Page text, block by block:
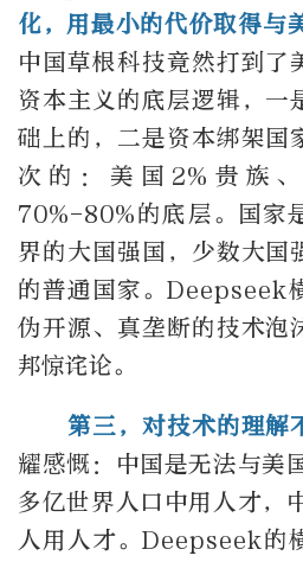
化，用最小的代价取得与
中国草根科技竟然打到了
资本主义的底层逻辑，一
础上的，二是资本绑架国
次的：美国2%贵族
70%-80%的底层。国家
界的大国强国，少数大国
的普通国家。Deepseek
伪开源、真垄断的技术泡
邦惊诧论。
第三，对技术的理解
耀感慨：中国是无法与美
多亿世界人口中用人才，
人用人才。Deepseek的